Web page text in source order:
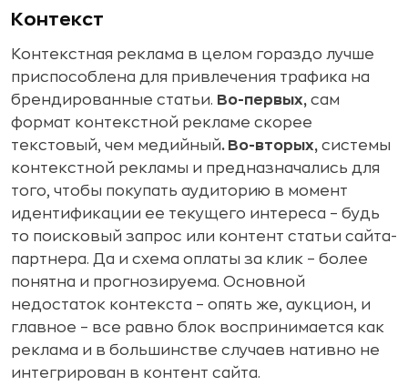
Контекст
Контекстная реклама в целом гораздо лучше
приспособлена для привлечения трафика на
брендированные статьи. Во-первых, сам
формат контекстной рекламе скорее
текстовый, чем медийный. Во-вторых, системы
контекстной рекламы и предназначались для
того, чтобы покупать аудиторию в момент
идентификации ее текущего интереса – будь
то поисковый запрос или контент статьи сайта-
партнера. Да и схема оплаты за клик – более
понятна и прогнозируема. Основной
недостаток контекста – опять же, аукцион, и
главное – все равно блок воспринимается как
реклама и в большинстве случаев нативно не
интегрирован в контент сайта.